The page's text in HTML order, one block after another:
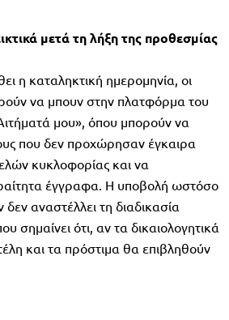
μετά τη λήξη της προθεσμίας
η καταληκτική ημερομηνία, οι
να μπουν στην πλατφόρμα του
μου», όπου μπορούν να
που δεν προχώρησαν έγκαιρα
κυκλοφορίας και να
έγγραφα. Η υποβολή ωστόσο
αναστέλλει τη διαδικασία
σημαίνει ότι, αν τα δικαιολογητικά
και τα πρόστιμα θα επιβληθούν